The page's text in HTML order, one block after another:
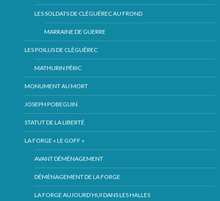
LES SOLDATS DE CLÉGUÉREC AU FROND
MARRAINE DE GUERRE
LES POILUS DE CLÉGUÉREC
MATHURIN PÉRIC
MONUMENT AU MORT
JOSEPH POBEGUIN
STATUT DE LA LIBERTÉ
LA FORGE « LE GOFF «
AVANT DÉMÉNAGEMENT
DÉMÉNAGEMENT DE LA FORGE
LA FORGE AUJOURD’HUI DANS LES HALLES